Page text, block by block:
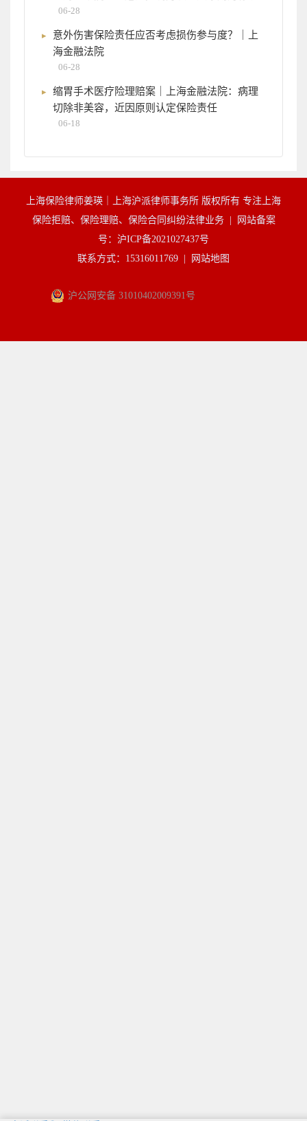
06-28
意外伤害保险责任应否考虑损伤参与度？｜上
海金融法院
06-28
缩胃手术医疗险理赔案｜上海金融法院：病理
切除非美容，近因原则认定保险责任
06-18
上海保险律师姜瑛｜上海沪派律师事务所 版权所有 专注上海
保险拒赔、保险理赔、保险合同纠纷法律业务 |
网站备案
号：沪ICP备2021027437号
联系方式：15316011769 |
网站地图
沪公网安备 31010402009391号